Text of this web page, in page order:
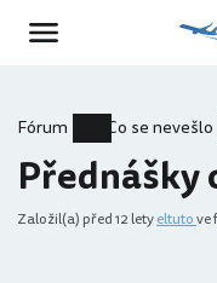
Fórum Co se nevešlo
Přednášky
Založil(a) před 12 letyeltutove